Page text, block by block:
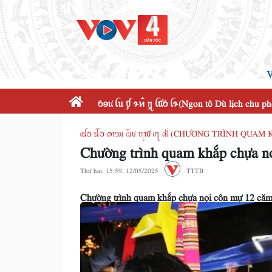
ꪉꪮꪙ ꪶꪕ ꪤꪴ ꪩꪀꪲ ꪋꪴ ꪶꪠꪉ ꪶꪩ(Ngon tô Dù lịch chu
ꪹꪊꪉ ꪊꪲꪉ ꪁꪱꪫꪣ ꪄꪰꪚ ꪨꪱꪥ ꪹꪋ ꫛ (CHƯƠNG TRÌNH QUAM
Chường trình quam khắp chựa
Thứ hai, 15:59, 12/05/2025 TTTB
Chường trình quam khắp chựa nọi côn mự 12